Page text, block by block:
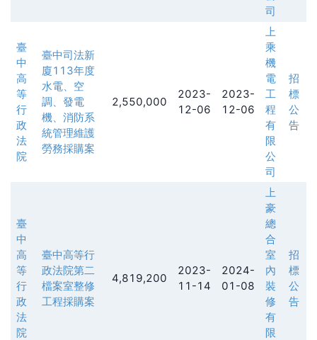
司
臺
中
高
等
行
政
法
院
臺中司法新
廈113年度
水電、空
調、發電
機、消防系
統管理維護
勞務採購案
2,550,000
2023-
12-06
2023-
12-06
上
乘
機
電
工
程
有
限
公
司
招
標
公
告
臺
中
高
等
行
政
法
院
臺中高等行
政法院第二
檔案室整修
工程採購案
4,819,200
2023-
11-14
2024-
01-08
上
豪
總
合
室
內
裝
修
有
限
招
標
公
告